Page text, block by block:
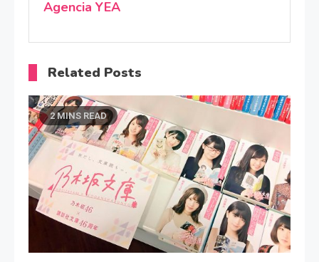
Agencia YEA
Related Posts
2 MINS READ